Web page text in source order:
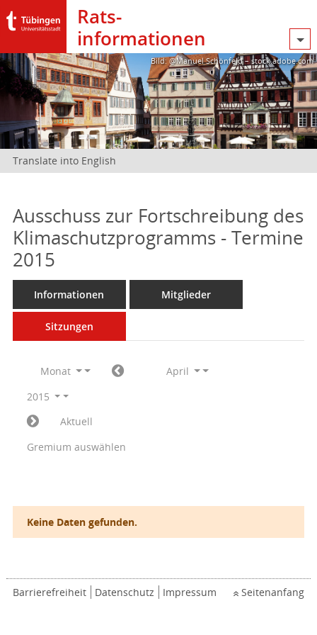
Rats­
informationen
Bild: @Manuel Schönfeld – stock.adobe.com
Translate into English
Ausschuss zur Fortschreibung des
Klimaschutzprogramms - Termine
2015
Informationen Mitglieder
Sitzungen
Monat
April
2015
Aktuell
Gremium auswählen
Keine Daten gefunden.
Barrierefreiheit Datenschutz Impressum Seitenanfang